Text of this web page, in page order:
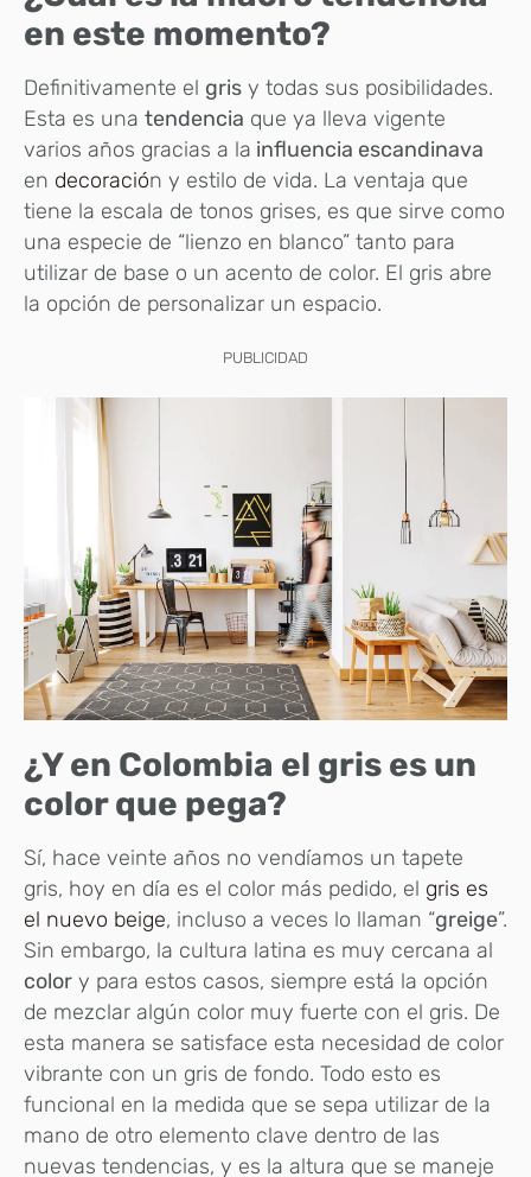
en este momento?
Definitivamente el gris y todas sus posibilidades.
Esta es una tendencia que ya lleva vigente
varios años gracias a la influencia escandinava
en decoración y estilo de vida. La ventaja que
tiene la escala de tonos grises, es que sirve como
una especie de “lienzo en blanco” tanto para
utilizar de base o un acento de color. El gris abre
la opción de personalizar un espacio.
PUBLICIDAD
¿Y en Colombia el gris es un
color que pega?
Sí, hace veinte años no vendíamos un tapete
gris, hoy en día es el color más pedido, el gris es
el nuevo beige, incluso a veces lo llaman “greige”.
Sin embargo, la cultura latina es muy cercana al
color y para estos casos, siempre está la opción
de mezclar algún color muy fuerte con el gris. De
esta manera se satisface esta necesidad de color
vibrante con un gris de fondo. Todo esto es
funcional en la medida que se sepa utilizar de la
mano de otro elemento clave dentro de las
nuevas tendencias, y es la altura que se maneje